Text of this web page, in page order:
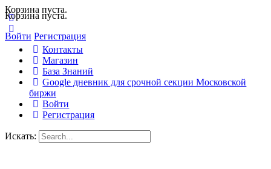
Корзина пуста.
Войти Регистрация
Корзина пуста.
Контакты
Магазин
База Знаний
Google дневник для срочной секции Московской
биржи
Войти
Регистрация
Искать: